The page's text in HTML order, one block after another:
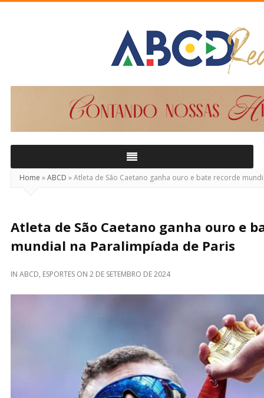
Home »ABCD »Atleta de São Caetano ganha ouro e bate recorde
Atleta de São Caetano ganha ouro e
mundial na Paralimpíada de Paris
IN ABCD, ESPORTES ON 2 DE SETEMBRO DE 2024